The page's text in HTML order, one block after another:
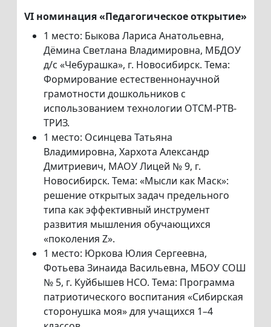
VI номинация «Педагогическое открытие»
1 место: Быкова Лариса Анатольевна,
Дёмина Светлана Владимировна, МБДОУ
д/с «Чебурашка», г. Новосибирск. Тема:
Формирование естественнонаучной
грамотности дошкольников с
использованием технологии ОТСМ-РТВ-
ТРИЗ.
1 место: Осинцева Татьяна
Владимировна, Хархота Александр
Дмитриевич, МАОУ Лицей № 9, г.
Новосибирск. Тема: «Мысли как Маск»:
решение открытых задач предельного
типа как эффективный инструмент
развития мышления обучающихся
«поколения Z».
1 место: Юркова Юлия Сергеевна,
Фотьева Зинаида Васильевна, МБОУ СОШ
№ 5, г. Куйбышев НСО. Тема: Программа
патриотического воспитания «Сибирская
сторонушка моя» для учащихся 1–4